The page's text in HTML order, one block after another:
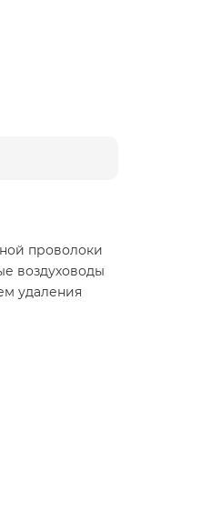
проволоки
воздуховоды
удаления